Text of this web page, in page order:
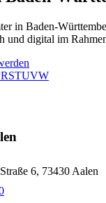
in Baden-
und digital im
RSTUVW
6, 73430 Aalen